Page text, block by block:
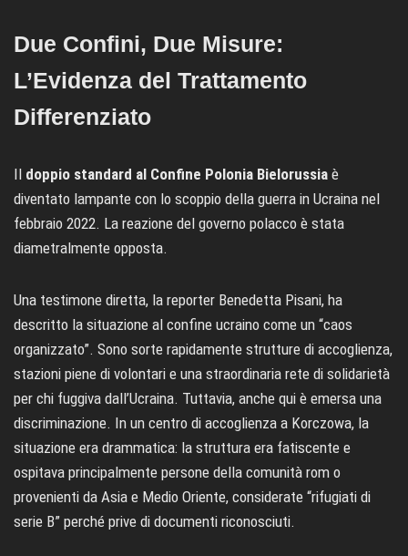
Due Confini, Due Misure:
L’Evidenza del Trattamento
Differenziato
Il doppio standard al Confine Polonia Bielorussia è
diventato lampante con lo scoppio della guerra in Ucraina nel
febbraio 2022. La reazione del governo polacco è stata
diametralmente opposta.
Una testimone diretta, la reporter Benedetta Pisani, ha
descritto la situazione al confine ucraino come un “caos
organizzato”. Sono sorte rapidamente strutture di accoglienza,
stazioni piene di volontari e una straordinaria rete di solidarietà
per chi fuggiva dall’Ucraina. Tuttavia, anche qui è emersa una
discriminazione. In un centro di accoglienza a Korczowa, la
situazione era drammatica: la struttura era fatiscente e
ospitava principalmente persone della comunità rom o
provenienti da Asia e Medio Oriente, considerate “rifugiati di
serie B” perché prive di documenti riconosciuti.